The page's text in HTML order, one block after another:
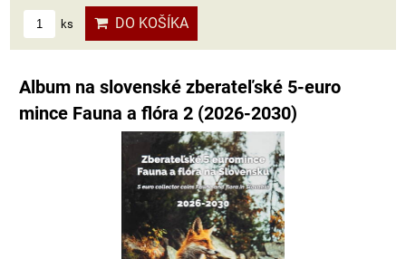
ks DO KOŠÍKA
Album na slovenské zberateľské 5-euro
mince Fauna a flóra 2 (2026-2030)